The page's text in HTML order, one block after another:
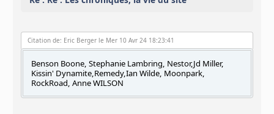
Citation de: Eric Berger le Mer 10 Avr 24 18:23:41
Benson Boone, Stephanie Lambring, Nestor,Jd Miller,
Kissin' Dynamite,Remedy,Ian Wilde, Moonpark,
RockRoad, Anne WILSON